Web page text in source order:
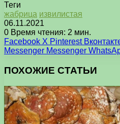
Теги
жабрица извилистая
06.11.2021
0 Время чтения: 2 мин.
Facebook X Pinterest
Messenger Messenger
ПОХОЖИЕ СТАТЬИ